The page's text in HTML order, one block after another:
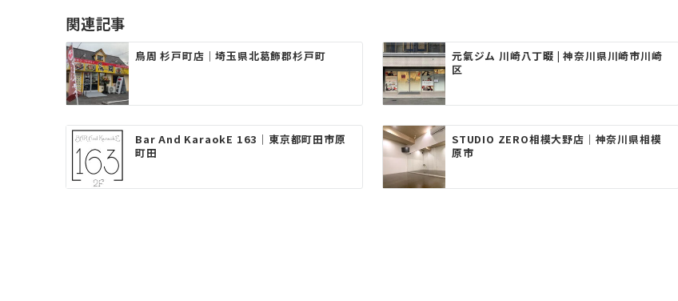
ゲ
ー
シ
ョ
ン
関連記事
鳥周 杉戸町店｜埼玉県北葛飾郡杉戸町
元氣ジム 川崎八丁畷 | 神奈川県川崎市川崎
区
Bar And KaraokE 163｜東京都町田市原
町田
STUDIO ZERO相模大野店｜神奈川県相模
原市